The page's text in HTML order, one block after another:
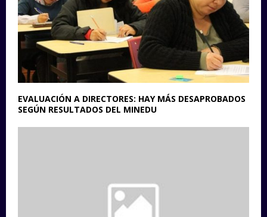
EVALUACIÓN A DIRECTORES: HAY MÁS DESAPROBADOS
SEGÚN RESULTADOS DEL MINEDU